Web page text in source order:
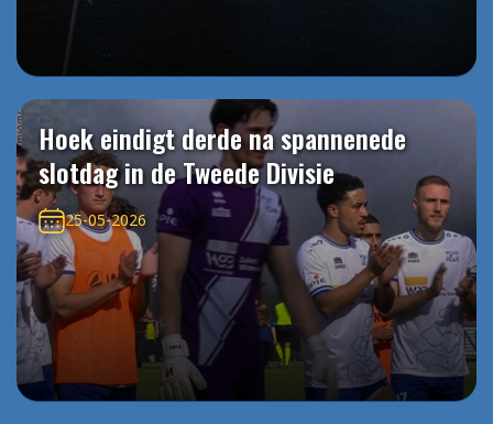
Hoek eindigt derde na spannenede
slotdag in de Tweede Divisie
25-05-2026